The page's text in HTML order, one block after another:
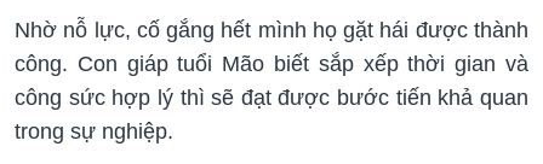
Nhờ nỗ lực, cố gắng hết mình họ gặt hái được thành
công. Con giáp tuổi Mão biết sắp xếp thời gian và
công sức hợp lý thì sẽ đạt được bước tiến khả quan
trong sự nghiệp.